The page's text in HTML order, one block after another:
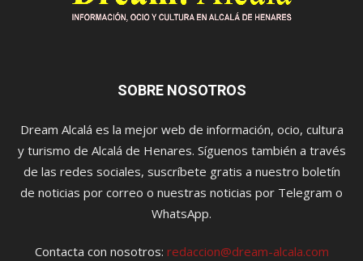
SOBRE NOSOTROS
Dream Alcalá es la mejor web de información, ocio, cultura
y turismo de Alcalá de Henares. Síguenos también a través
de las redes sociales, suscríbete gratis a nuestro boletín
de noticias por correo o nuestras noticias por Telegram o
WhatsApp.
Contacta con nosotros: redaccion@dream-alcala.com